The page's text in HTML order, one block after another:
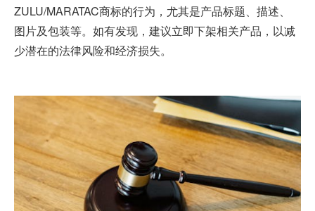
ZULU/MARATAC商标的行为，尤其是产品标题、描述、
图片及包装等。如有发现，建议立即下架相关产品，以减
少潜在的法律风险和经济损失。